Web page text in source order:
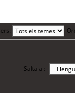
Salta a :